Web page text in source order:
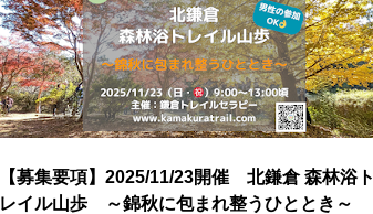
【募集要項】2025/11/23開催 北鎌倉 森林浴ト
レイル山歩 ～錦秋に包まれ整うひととき～